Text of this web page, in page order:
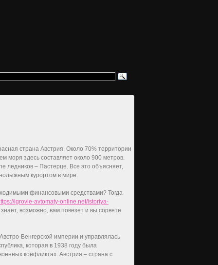
страна Австрия. Около 70% территории
моря здесь составляет около 900 метров.
ледников – Пастерце. Все это объясняет,
курортом в мире.
финансовыми средствами? Тогда
igrovie-avtomaty-online.net/istoriya-
возможно, вам повезет и вы сорвете
Венгерской империи и управлялась
которая в 1938 году была
конфликтах. Австрия – страна с